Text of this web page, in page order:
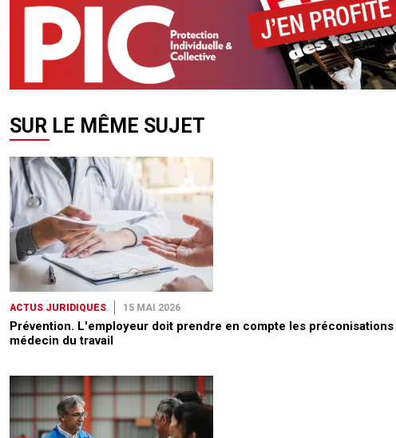
SUR LE MÊME SUJET
ACTUS JURIDIQUES 15 MAI 2026
Prévention. L'employeur doit prendre en compte les préconisations
médecin du travail